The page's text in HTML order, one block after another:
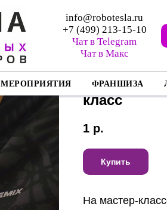
info@robotesla.ru
+7 (499) 213-15-10
Чат в Telegram
Чат в Макс
МЕРОПРИЯТИЯ ФРАНШИЗА
класс
1 р.
Купить
На мастер-